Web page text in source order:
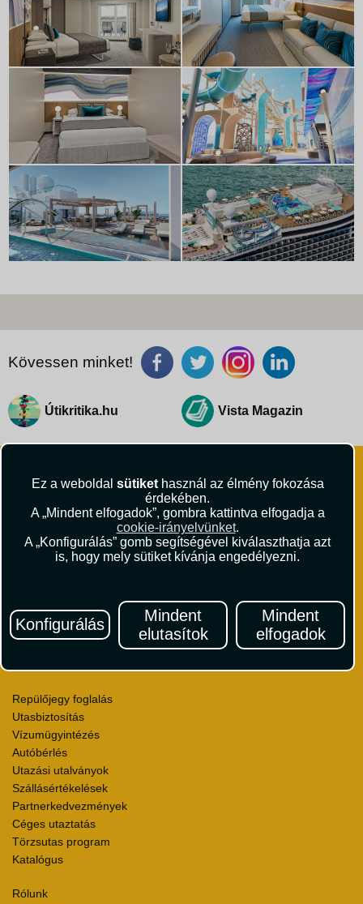
Ez a weboldal sütikethasznál az élmény fokozása
érdekében.
A „Mindent elfogadok”, gombra kattintva elfogadja a
cookie-irányelvünket.
A „Konfigurálás” gomb segítségével kiválaszthatja azt
is, hogy mely sütiket kívánja engedélyezni.
Konfigurálás
Mindent
elutasítok
Mindent
elfogadok
Kövessen minket!
Útikritika.hu Vista Magazin
VISTA Utazási Iroda
1061 Budapest
Repülőjegy foglalás
Utasbiztosítás
Vízumügyintézés
Autóbérlés
Utazási utalványok
Szállásértékelések
Partnerkedvezmények
Céges utaztatás
Törzsutas program
Katalógus
Rólunk